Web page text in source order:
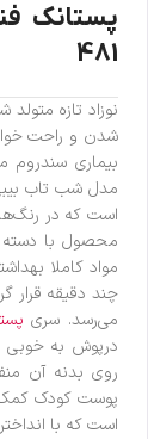
پستانک
481
نوزاد تازه
شدن و راحت
بیماری سندروم
محصول با دسته
مواد کاملا
چند دقیقه
می‌رسد. سری
درپوش به خوبی
روی بدنه آن
پوست کودک کمک
است که با